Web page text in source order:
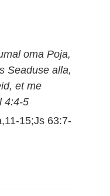
oma Poja,
Seaduse alla,
et me
4:4-5
15;Js 63:7-